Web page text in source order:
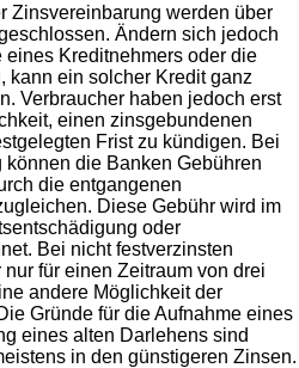
Zinsvereinbarung werden über
Ändern sich jedoch
Kreditnehmers oder die
ein solcher Kredit ganz
Verbraucher haben jedoch erst
einen zinsgebundenen
Frist zu kündigen. Bei
die Banken Gebühren
die entgangenen
Diese Gebühr wird im
oder
Bei nicht festverzinsten
für einen Zeitraum von drei
andere Möglichkeit der
Gründe für die Aufnahme eines
eines alten Darlehens sind
in den günstigeren Zinsen.